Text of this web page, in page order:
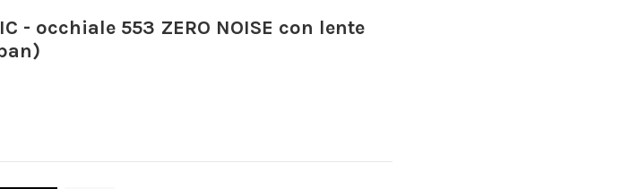
- occhiale 553 ZERO NOISE con lente